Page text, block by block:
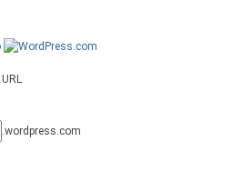
.wordpress.com